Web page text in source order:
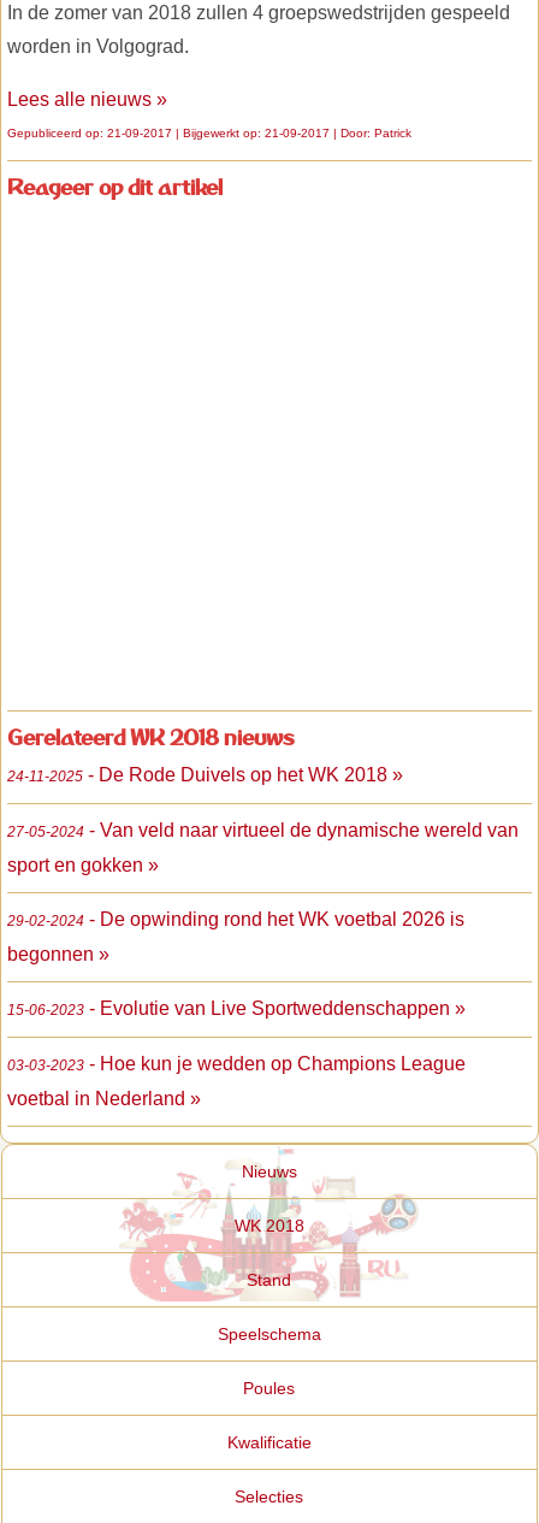
In de zomer van 2018 zullen 4 groepswedstrijden gespeeld
worden in Volgograd.
Lees alle nieuws »
Gepubliceerd op: 21-09-2017 | Bijgewerkt op: 21-09-2017 | Door: Patrick
Reageer op dit artikel
Gerelateerd WK 2018 nieuws
24-11-2025 - De Rode Duivels op het WK 2018 »
27-05-2024 - Van veld naar virtueel de dynamische wereld van
sport en gokken »
29-02-2024 - De opwinding rond het WK voetbal 2026 is
begonnen »
15-06-2023 - Evolutie van Live Sportweddenschappen »
03-03-2023 - Hoe kun je wedden op Champions League
voetbal in Nederland »
Nieuws
WK 2018
Stand
Speelschema
Poules
Kwalificatie
Selecties